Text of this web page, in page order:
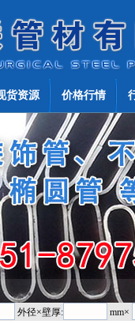
货资源 价格行情
外径×壁厚: mm×